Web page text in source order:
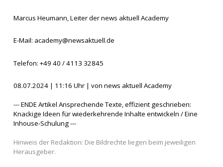
Marcus Heumann, Leiter der news aktuell Academy
E-Mail: academy@newsaktuell.de
Telefon: +49 40 / 4113 32845
08.07.2024 | 11:16 Uhr | von news aktuell Academy
--- ENDE Artikel Ansprechende Texte, effizient geschrieben:
Knackige Ideen für wiederkehrende Inhalte entwickeln / Eine
Inhouse-Schulung ---
Hinweis der Redaktion: Die Bildrechte liegen beim jeweiligen
Herausgeber.